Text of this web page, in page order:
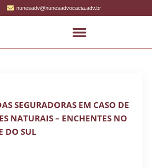
nunesadv@nunesadvocacia.adv.br
SEGURADORAS EM CASO DE
NATURAIS – ENCHENTES NO
DO SUL